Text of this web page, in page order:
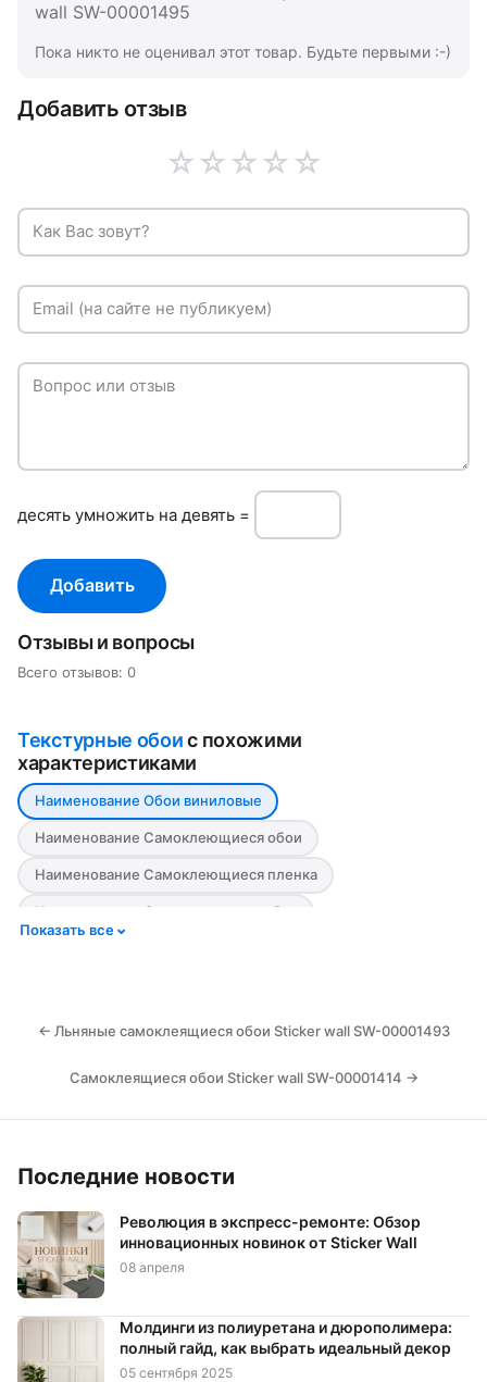
wall SW-00001495
Пока никто не оценивал этот товар. Будьте первыми :-)
Добавить отзыв
☆
☆
☆
☆
☆
Как Вас зовут?
Email (на сайте не публикуем)
Вопрос или отзыв
дeсять умнoжить нa девять =
Добавить
Отзывы и вопросы
Всего отзывов: 0
Текстурные обоис похожими
характеристиками
Наименование Обои виниловые
Наименование Самоклеющиеся обои
Наименование Самоклеющиеся пленка
Наименование Самоклеящиеся обои
Цвет Желтый Цвет Зеленый Цвет Коричневый
Материал Бумажная основа
Материал ПВХ
Стилизация Камень Стилизация Кирпич
Стилизация Мрамор
Стилизация Узор Тип Двухслойные
Тип Самоклеющаяся основа
Показать все
← Льняные самоклеящиеся обои Sticker wall SW-00001493
Самоклеящиеся обои Sticker wall SW-00001414 →
Последние новости
Революция в экспресс-ремонте: Обзор
инновационных новинок от Sticker Wall
08 апреля
Молдинги из полиуретана и дюрополимера:
полный гайд, как выбрать идеальный декор
05 сентября 2025